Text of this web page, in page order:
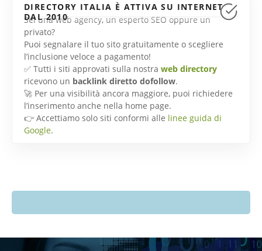
DIRECTORY ITALIA È ATTIVA SU INTERNET
DAL 2010
Sei una web agency, un esperto SEO oppure un
privato?
Puoi segnalare il tuo sito gratuitamente o scegliere
l’inclusione veloce a pagamento!
✅ Tutti i siti approvati sulla nostra web directory
ricevono un backlink diretto dofollow.
🚀 Per una visibilità ancora maggiore, puoi richiedere
l’inserimento anche nella home page.
👉 Accettiamo solo siti conformi alle linee guida di
Google.